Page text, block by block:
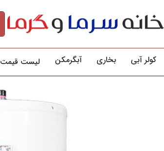
کولر آبي بخاری آبگرمکن لیست قیمت